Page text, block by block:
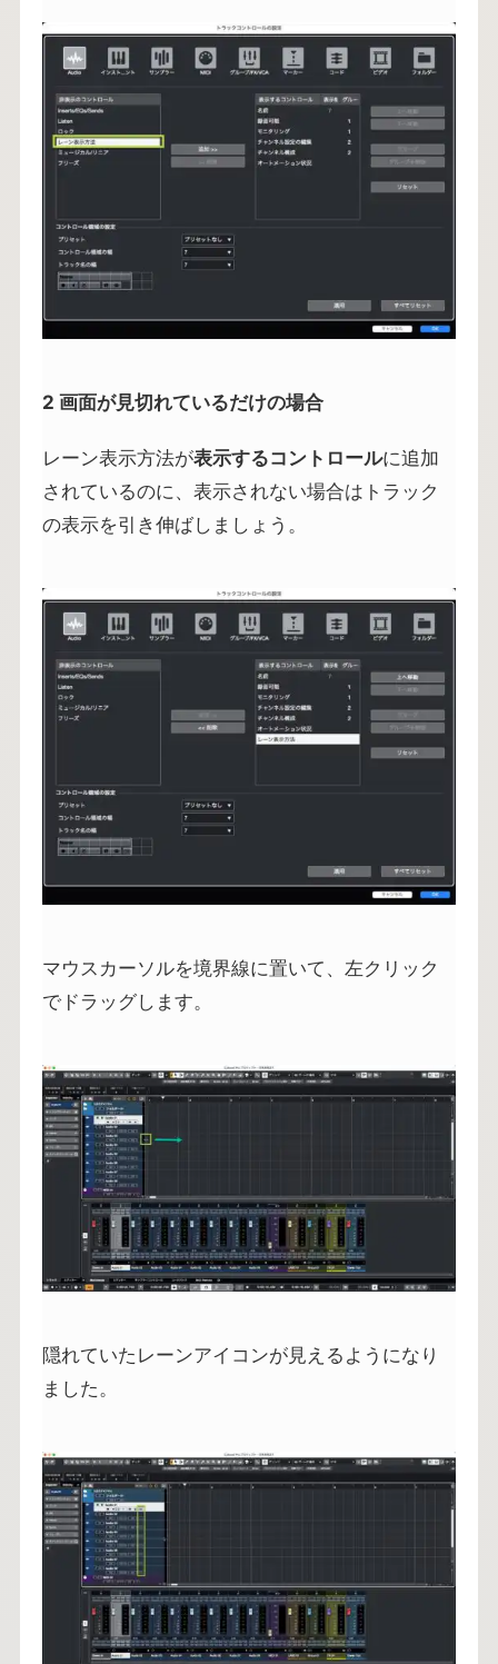
2 画面が見切れているだけの場合
レーン表示方法が表示するコントロールに追加
されているのに、表示されない場合はトラック
の表示を引き伸ばしましょう。
マウスカーソルを境界線に置いて、左クリック
でドラッグします。
隠れていたレーンアイコンが見えるようになり
ました。